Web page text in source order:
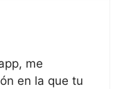
me
en la que tu